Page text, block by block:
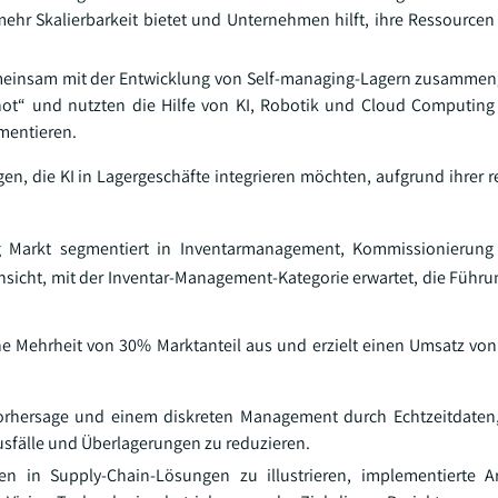
Skalierbarkeit bietet und Unternehmen hilft, ihre
mit der Entwicklung von Self-managing-Lagern
und nutzten die Hilfe von KI, Robotik und Cloud
die KI in Lagergeschäfte integrieren möchten, aufgrund ihrer
segmentiert in Inventarmanagement,
mit der Inventar-Management-Kategorie erwartet, die
Mehrheit von 30% Marktanteil aus und erzielt einen Umsatz
und einem diskreten Management durch
und Überlagerungen zu reduzieren.
in Supply-Chain-Lösungen zu illustrieren, implementierte